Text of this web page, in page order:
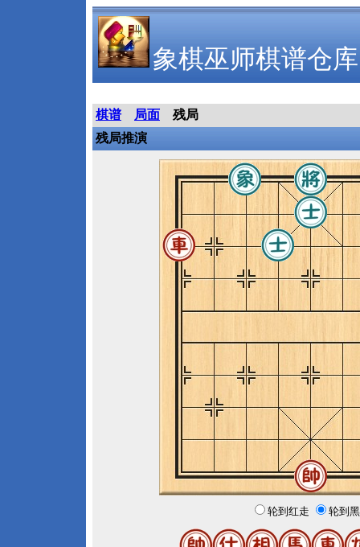
象棋巫师棋谱仓库
棋谱 局面
残局
残局推演
轮到红走 轮到